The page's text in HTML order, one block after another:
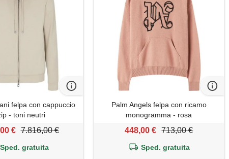
felpa con cappuccio
- toni neutri
€ 7.816,00 €
Sped. gratuita
Palm Angels felpa con ricamo
monogramma - rosa
448,00 € 713,00 €
Sped. gratuita